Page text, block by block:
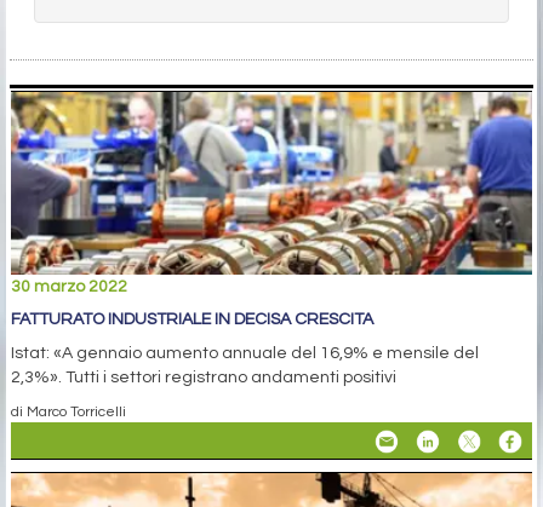
30 marzo 2022
FATTURATO INDUSTRIALE IN DECISA CRESCITA
Istat: «A gennaio aumento annuale del 16,9% e mensile del
2,3%». Tutti i settori registrano andamenti positivi
di Marco Torricelli